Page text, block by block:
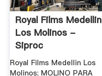
Royal Films Medellin
Los Molinos -
Siproc
Royal Films Medellin Los
Molinos; MOLINO PARA